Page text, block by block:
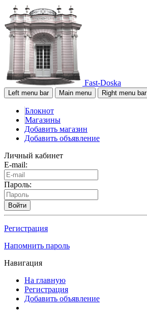
Fast-Doska
Left menu bar Main menu Right menu bar
Блокнот
Магазины
Добавить магазин
Добавить объявление
Личный кабинет
E-mail:
Пароль:
Войти
Регистрация
Напомнить пароль
Навигация
На главную
Регистрация
Добавить объявление